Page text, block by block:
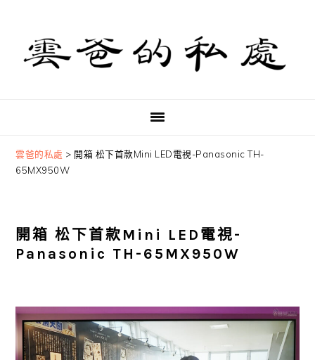
primary
navigation
content
primary
sidebar
雲爸的私處 > 開箱 松下首款Mini LED電視-Panasonic TH-
65MX950W
開箱 松下首款Mini LED電視-
Panasonic TH-65MX950W